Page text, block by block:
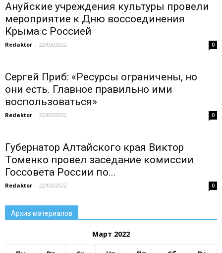
Ануйские учреждения культуры провели
мероприятие к Дню воссоединения
Крыма с Россией
Redaktor - 22/03/2022 0
Сергей Приб: «Ресурсы ограничены, но
они есть. Главное правильно ими
воспользоваться»
Redaktor - 22/03/2022 0
Губернатор Алтайского края Виктор
Томенко провел заседание комиссии
Госсовета России по...
Redaktor - 22/03/2022 0
Архив материалов
Март 2022